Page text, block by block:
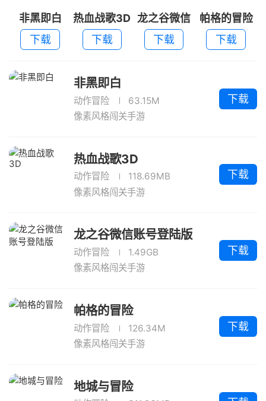
非黑即白
下载
热血战歌3D
下载
龙之谷微信
账号登陆版
下载
帕格的冒险
下载
非黑即白
动作冒险
63.15M
像素风格闯关手游
下载
热血战歌3D
动作冒险
118.69MB
像素风格闯关手游
下载
龙之谷微信账号登陆版
动作冒险
1.49GB
像素风格闯关手游
下载
帕格的冒险
动作冒险
126.34M
像素风格闯关手游
下载
地城与冒险